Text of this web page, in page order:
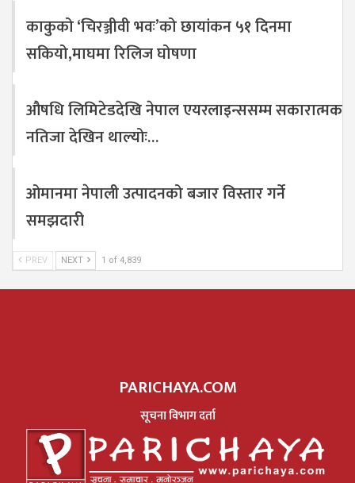
काकुको ‘चिरञ्जीवी भवः’को छायांकन ५१ दिनमा
सकियो,माघमा रिलिज घोषणा
औषधि लिमिटेडदेखि नेपाल एयरलाइन्ससम्म सकारात्मक
नतिजा देखिन थाल्योः…
ओमानमा नेपाली उत्पादनको बजार विस्तार गर्ने
समझदारी
PREV NEXT 1 of 4,839
PARICHAYA.COM
सूचना विभाग दर्ता